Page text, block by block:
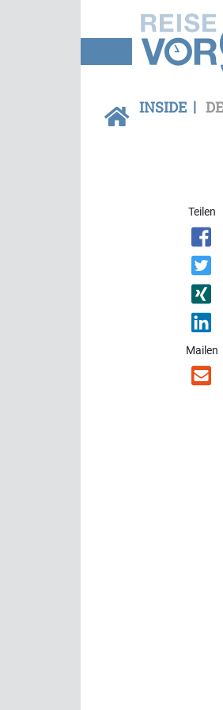
INSIDE
Teilen
Mailen